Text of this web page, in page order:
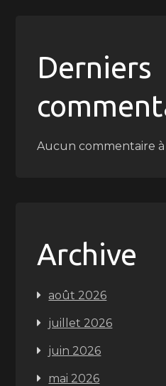
Derniers
Aucun commentaire
Archive
août 2026
juillet 2026
juin 2026
mai 2026